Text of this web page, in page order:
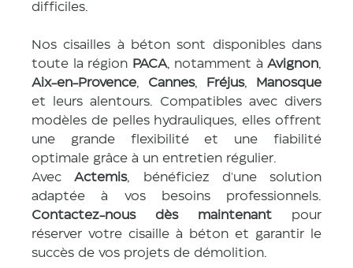
difficiles.
Nos cisailles à béton sont disponibles dans
toute la région PACA, notamment à Avignon
Aix-en-Provence
Cannes, Fréjus,
Manosque
et leurs alentours. Compatibles avec divers
modèles de pelles hydrauliques, elles offrent
une grande flexibilité et une fiabilité
optimale grâce à un entretien régulier.
Avec Actemis, bénéficiez d'une solution
Contactez-nous dès maintenant pour
réserver votre cisaille à béton et garantir le
succès de vos projets de démolition.